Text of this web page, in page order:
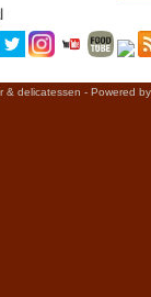
& delicatessen - Powered